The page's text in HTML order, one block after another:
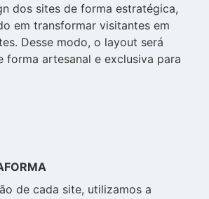
dos sites de forma estratégica,
em transformar visitantes em
Desse modo, o layout será
forma artesanal e exclusiva para
de cada site, utilizamos a